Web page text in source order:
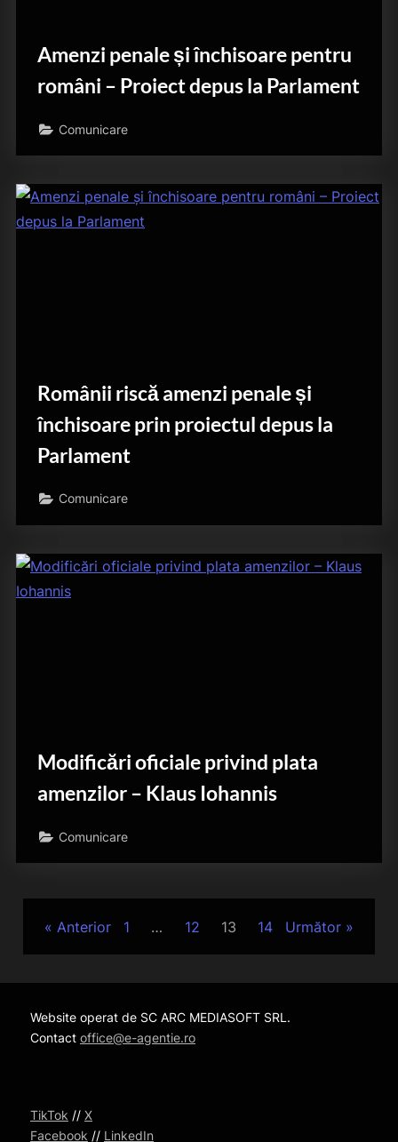
Amenzi penale și închisoare pentru
români – Proiect depus la Parlament
Comunicare
Românii riscă amenzi penale și
închisoare prin proiectul depus la
Parlament
Comunicare
Modificări oficiale privind plata
amenzilor – Klaus Iohannis
Comunicare
Paginație
articole
Anterior 1 … 12 13 14 Următor
Website operat de SC ARC MEDIASOFT SRL.
Contact office@e-agentie.ro
TikTok // X
Facebook // LinkedIn